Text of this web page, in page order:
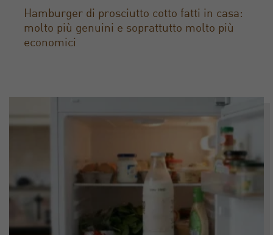
Hamburger di prosciutto cotto fatti in casa:
molto più genuini e soprattutto molto più
economici